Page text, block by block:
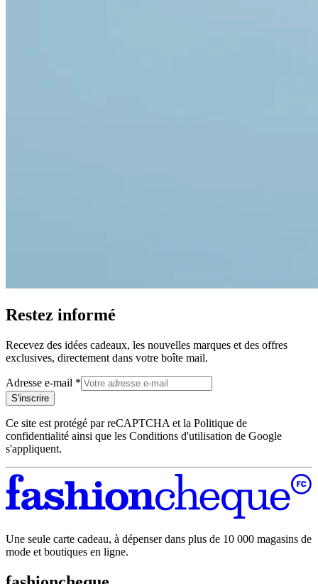
Restez informé
Recevez des idées cadeaux, les nouvelles marques et des offres
exclusives, directement dans votre boîte mail.
Adresse e-mail *
S'inscrire
Ce site est protégé par reCAPTCHA et la Politique de
confidentialité ainsi que les Conditions d'utilisation de Google
s'appliquent.
Une seule carte cadeau, à dépenser dans plus de 10 000 magasins de
mode et boutiques en ligne.